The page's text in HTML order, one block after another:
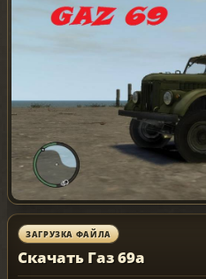
ЗАГРУЗКА ФАЙЛА
Скачать Газ 69а